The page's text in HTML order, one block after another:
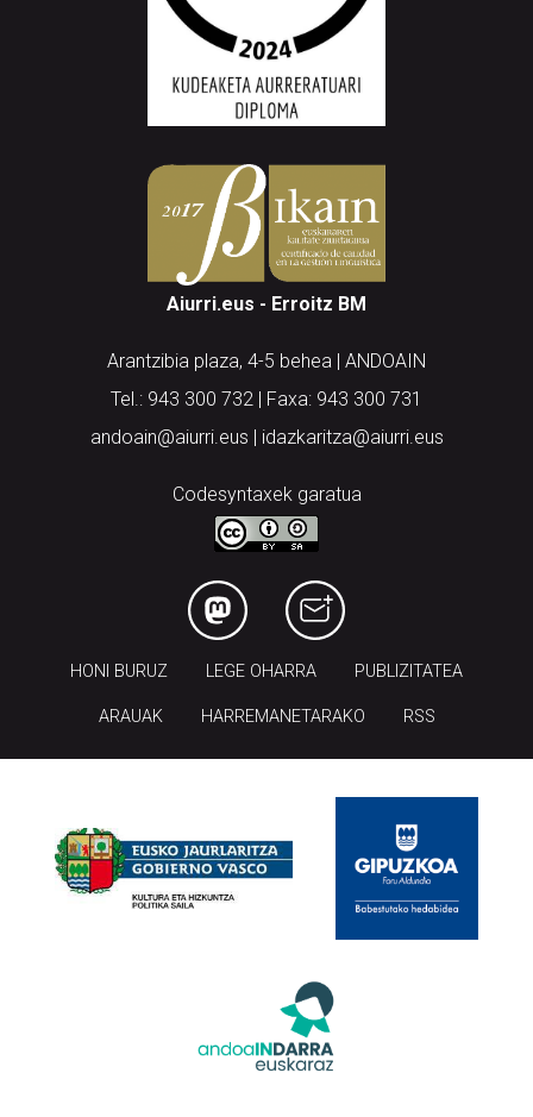
Aiurri.eus - Erroitz BM
Arantzibia plaza, 4-5 behea | ANDOAIN
Tel.: 943 300 732 | Faxa: 943 300 731
andoain@aiurri.eus | idazkaritza@aiurri.eus
Codesyntaxek garatua
HONI BURUZ LEGE OHARRA PUBLIZITATEA
ARAUAK HARREMANETARAKO RSS